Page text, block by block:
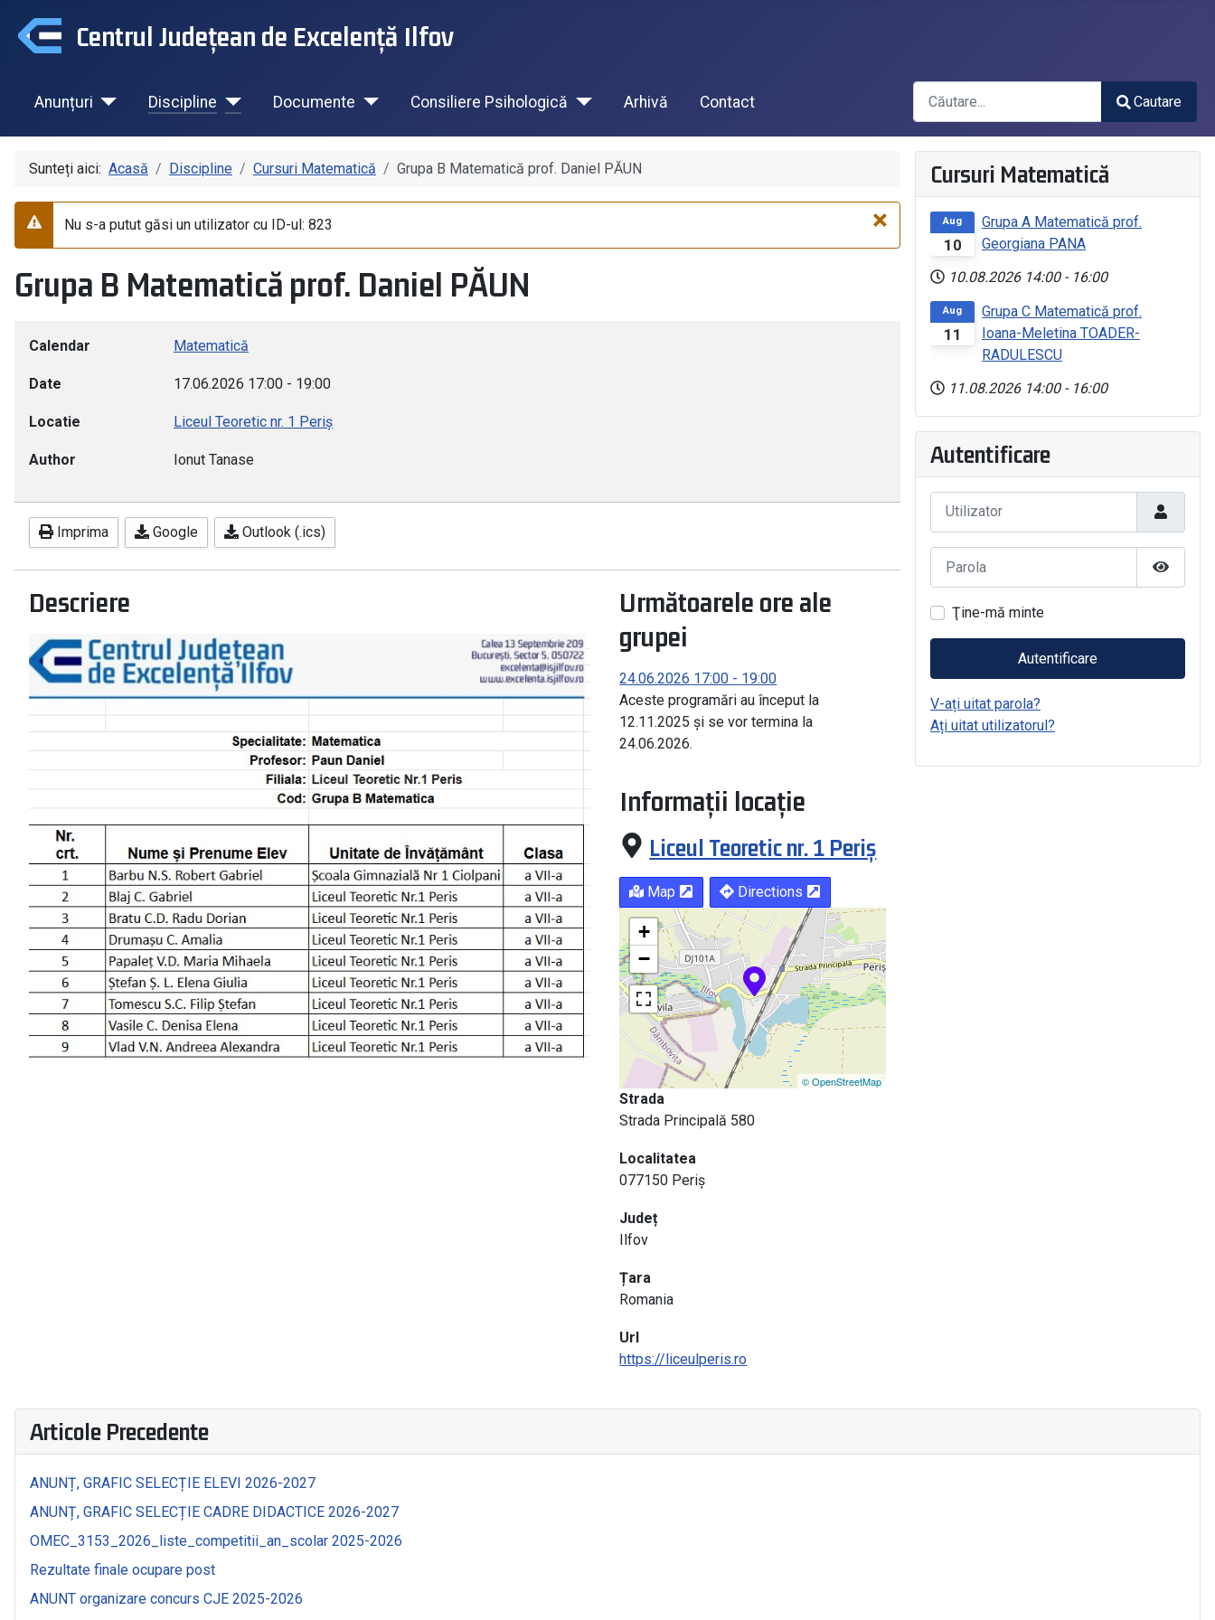
Centrul Județean de Excelență Ilfov
Anunțuri Discipline Documente Consiliere Psihologică Arhivă Contact
Căutare
Cautare
Sunteți aici: Acasă Discipline Cursuri Matematică Grupa B Matematică prof. Daniel PĂUN
×
Avertizare
Nu s-a putut găsi un utilizator cu ID-ul: 823
Grupa B Matematică prof. Daniel PĂUN
Calendar Matematică
Date 17.06.2026 17:00 - 19:00
Locatie Liceul Teoretic nr. 1 Periș
Author Ionut Tanase
Imprima Google Outlook (.ics)
Descriere
Următoarele ore ale
grupei
24.06.2026 17:00 - 19:00
Aceste programări au început la
12.11.2025 și se vor termina la
24.06.2026.
Informații locație
Liceul Teoretic nr. 1 Periș
Map Directions
+
−
© OpenStreetMap
Strada
Strada Principală 580
Localitatea
077150 Periș
Județ
Ilfov
Țara
Romania
Url
https://liceulperis.ro
Cursuri Matematică
10
Aug
Grupa A Matematică prof.
Georgiana PANA
10.08.2026 14:00 - 16:00
11
Aug
Grupa C Matematică prof.
Ioana-Meletina TOADER-
RADULESCU
11.08.2026 14:00 - 16:00
Autentificare
Arată
Ţine-mă minte
Autentificare
V-ați uitat parola?
Ați uitat utilizatorul?
Articole Precedente
ANUNȚ, GRAFIC SELECȚIE ELEVI 2026-2027
ANUNȚ, GRAFIC SELECȚIE CADRE DIDACTICE 2026-2027
OMEC_3153_2026_liste_competitii_an_scolar 2025-2026
Rezultate finale ocupare post
ANUNT organizare concurs CJE 2025-2026